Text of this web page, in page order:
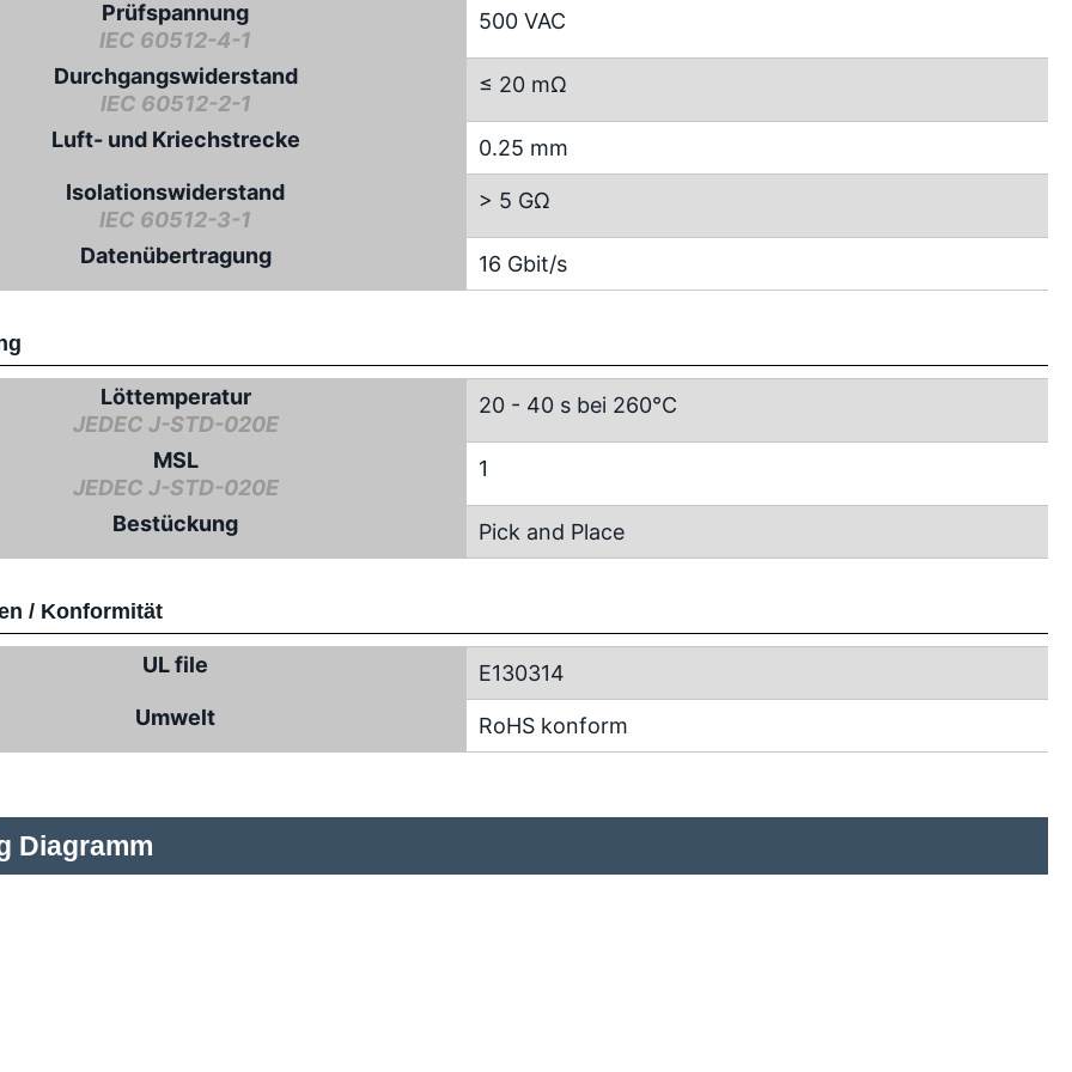
Prüfspannung
IEC 60512-4-1
500 VAC
Durchgangswiderstand
IEC 60512-2-1
≤ 20 mΩ
Luft- und Kriechstrecke
0.25 mm
Isolationswiderstand
IEC 60512-3-1
> 5 GΩ
Datenübertragung 16 Gbit/s
Löttemperatur
JEDEC J-STD-020E
20 - 40 s bei 260°C
MSL
JEDEC J-STD-020E
1
Bestückung Pick and Place
/ Konformität
UL file
E130314
Umwelt
RoHS konform
Diagramm